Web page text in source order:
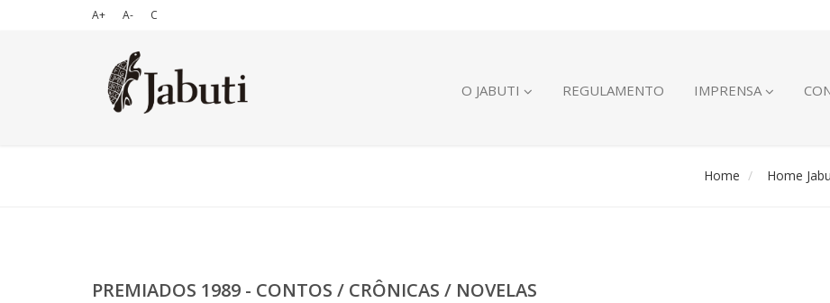
A+ A- C
O JABUTI REGULAMENTO IMPRENSA
Home Home
PREMIADOS 1989 - CONTOS / CRÔNICAS / NOVELAS